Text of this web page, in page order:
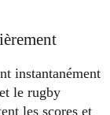
instantanément
le rugby
les scores et